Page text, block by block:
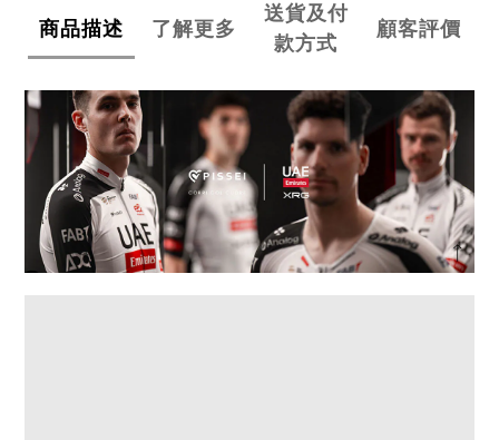
商品描述 了解更多
送貨及付
款方式
顧客評價